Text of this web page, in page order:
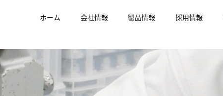
ホーム 会社情報 製品情報 採用情報